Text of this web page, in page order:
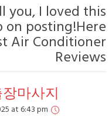
Hi, just
post. It was
is my blog ::